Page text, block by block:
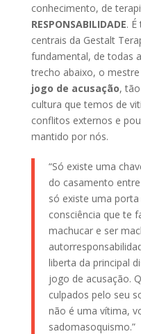
conhecimento, de
RESPONSABILIDADE.
centrais da Gestalt
fundamental, de todas
trecho abaixo, o mestre
jogo de acusação,
cultura que temos de
conflitos externos e
mantido por nós.
“Só existe uma
do casamento
só existe uma
consciência que te
machucar e ser
liberta da principal
jogo de acusação.
culpados pelo seu
não é uma vítima,
sadomasoquismo.”